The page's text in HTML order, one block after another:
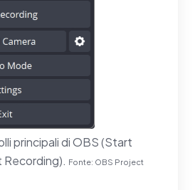
principali di OBS (Start
Fonte: OBS Project